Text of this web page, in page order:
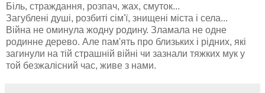
Біль, страждання, розпач, жах, смуток...
Загублені душі, розбиті сім'ї, знищені міста і села...
Війна не оминула жодну родину. Зламала не одне
родинне дерево. Але пам'ять про близьких і рідних, які
загинули на тій страшній війні чи зазнали тяжких мук у
той безжалісний час, живе з нами.